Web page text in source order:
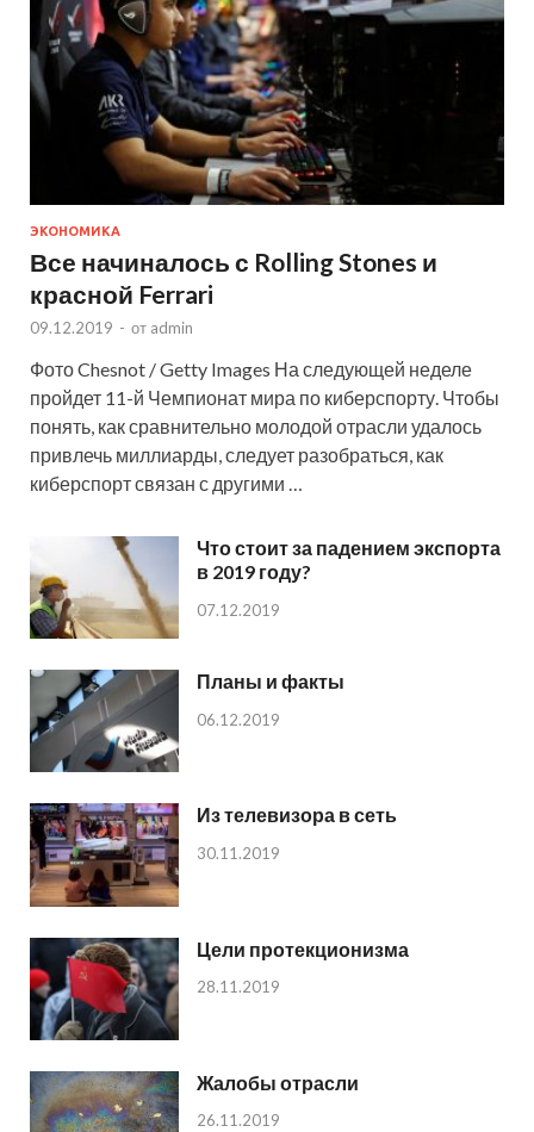
ЭКОНОМИКА
Все начиналось с Rolling Stones и
красной Ferrari
09.12.2019 - от admin
Фото Chesnot / Getty Images На следующей неделе
пройдет 11-й Чемпионат мира по киберспорту. Чтобы
понять, как сравнительно молодой отрасли удалось
привлечь миллиарды, следует разобраться, как
киберспорт связан с другими …
Что стоит за падением экспорта
в 2019 году?
07.12.2019
Планы и факты
06.12.2019
Из телевизора в сеть
30.11.2019
Цели протекционизма
28.11.2019
Жалобы отрасли
26.11.2019